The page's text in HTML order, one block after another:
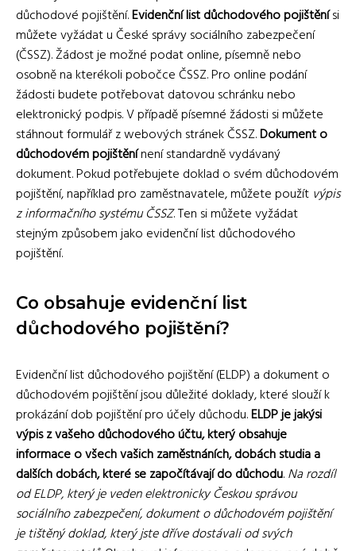
důchodové pojištění.Evidenční list důchodového pojištěnísi
můžete vyžádat u České správy sociálního zabezpečení
(ČSSZ). Žádost je možné podat online, písemně nebo
osobně na kterékoli pobočce ČSSZ. Pro online podání
žádosti budete potřebovat datovou schránku nebo
elektronický podpis. V případě písemné žádosti si můžete
stáhnout formulář z webových stránek ČSSZ.Dokument o
důchodovém pojištěnínení standardně vydávaný
dokument. Pokud potřebujete doklad o svém důchodovém
pojištění, například pro zaměstnavatele, můžete použít výpis
z informačního systému ČSSZ. Ten si můžete vyžádat
stejným způsobem jako evidenční list důchodového
pojištění.
Co obsahuje evidenční list
důchodového pojištění?
Evidenční list důchodového pojištění (ELDP) a dokument o
důchodovém pojištění jsou důležité doklady, které slouží k
prokázání dob pojištění pro účely důchodu.ELDP je jakýsi
výpis z vašeho důchodového účtu, který obsahuje
informace o všech vašich zaměstnáních, dobách studia a
dalších dobách, které se započítávají do důchodu.Na rozdíl
od ELDP, který je veden elektronicky Českou správou
sociálního zabezpečení, dokument o důchodovém pojištění
je tištěný doklad, který jste dříve dostávali od svých